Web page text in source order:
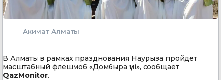
Акимат Алматы
В Алматы в рамках празднования Наурыза пройдет
масштабный флешмоб «Домбыра үні», сообщает
QazMonitor.